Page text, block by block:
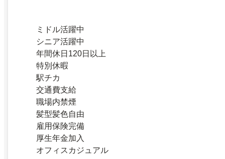
ミドル活躍中
シニア活躍中
年間休日120日以上
特別休暇
駅チカ
交通費支給
職場内禁煙
髪型髪色自由
雇用保険完備
厚生年金加入
オフィスカジュアル